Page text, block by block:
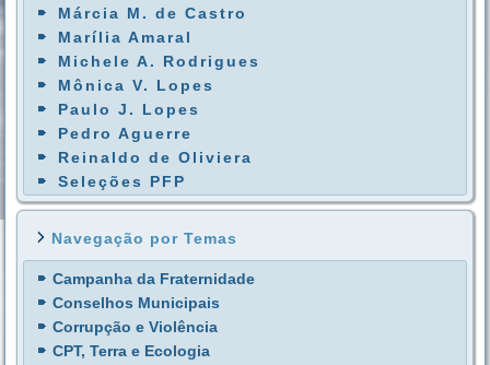
Márcia M. de Castro
Marília Amaral
Michele A. Rodrigues
Mônica V. Lopes
Paulo J. Lopes
Pedro Aguerre
Reinaldo de Oliviera
Seleções PFP
Navegação por Temas
Campanha da Fraternidade
Conselhos Municipais
Corrupção e Violência
CPT, Terra e Ecologia